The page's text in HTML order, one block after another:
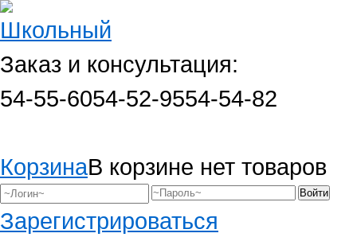
Заказ и консультация:
54-55-6054-52-9554-54-82
КорзинаВ корзине нет товаров
Зарегистрироваться